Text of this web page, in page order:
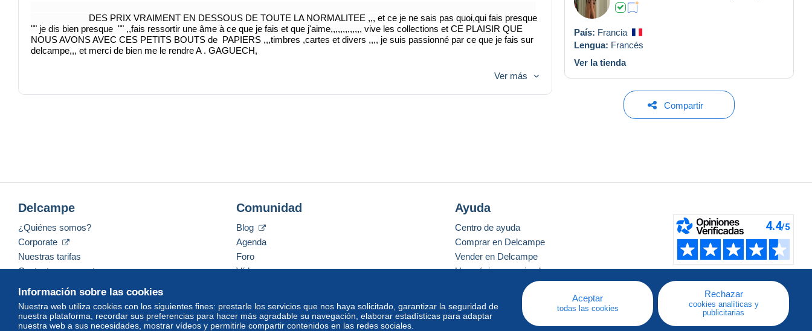
DES PRIX VRAIMENT EN DESSOUS DE TOUTE LA NORMALITEE ,,, et ce je ne sais pas quoi,qui fais presque
"" je dis bien presque "" ,,fais ressortir une âme à ce que je fais et que j'aime,,,,,,,,,,,,, vive les collections et CE PLAISIR QUE
NOUS AVONS AVEC CES PETITS BOUTS de PAPIERS ,,,timbres ,cartes et divers ,,,, je suis passionné par ce que je fais sur
delcampe,,, et merci de bien me le rendre A . GAGUECH,
Ver más
País: Francia
Lengua: Francés
Ver la tienda
Compartir
Información sobre las cookies
Nuestra web utiliza cookies con los siguientes fines: prestarle los servicios que nos haya solicitado, garantizar la seguridad de
nuestra plataforma, recordar sus preferencias para hacer más agradable su navegación, elaborar estadísticas para adaptar
nuestra web a sus necesidades, mostrar vídeos y permitirle compartir contenidos en las redes sociales.
Aceptar
todas las cookies
Rechazar
cookies analíticas y
publicitarias
Delcampe
¿Quiénes somos?
Corporate
Nuestras tarifas
Contacte con nosotros
Comunidad
Blog
Agenda
Foro
Vídeos
Ayuda
Centro de ayuda
Comprar en Delcampe
Vender en Delcampe
Una página securizada
Español USD America/Indiana/Vevay Modo estándar